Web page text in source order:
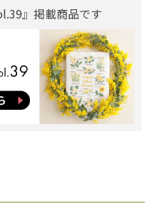
』掲載商品です